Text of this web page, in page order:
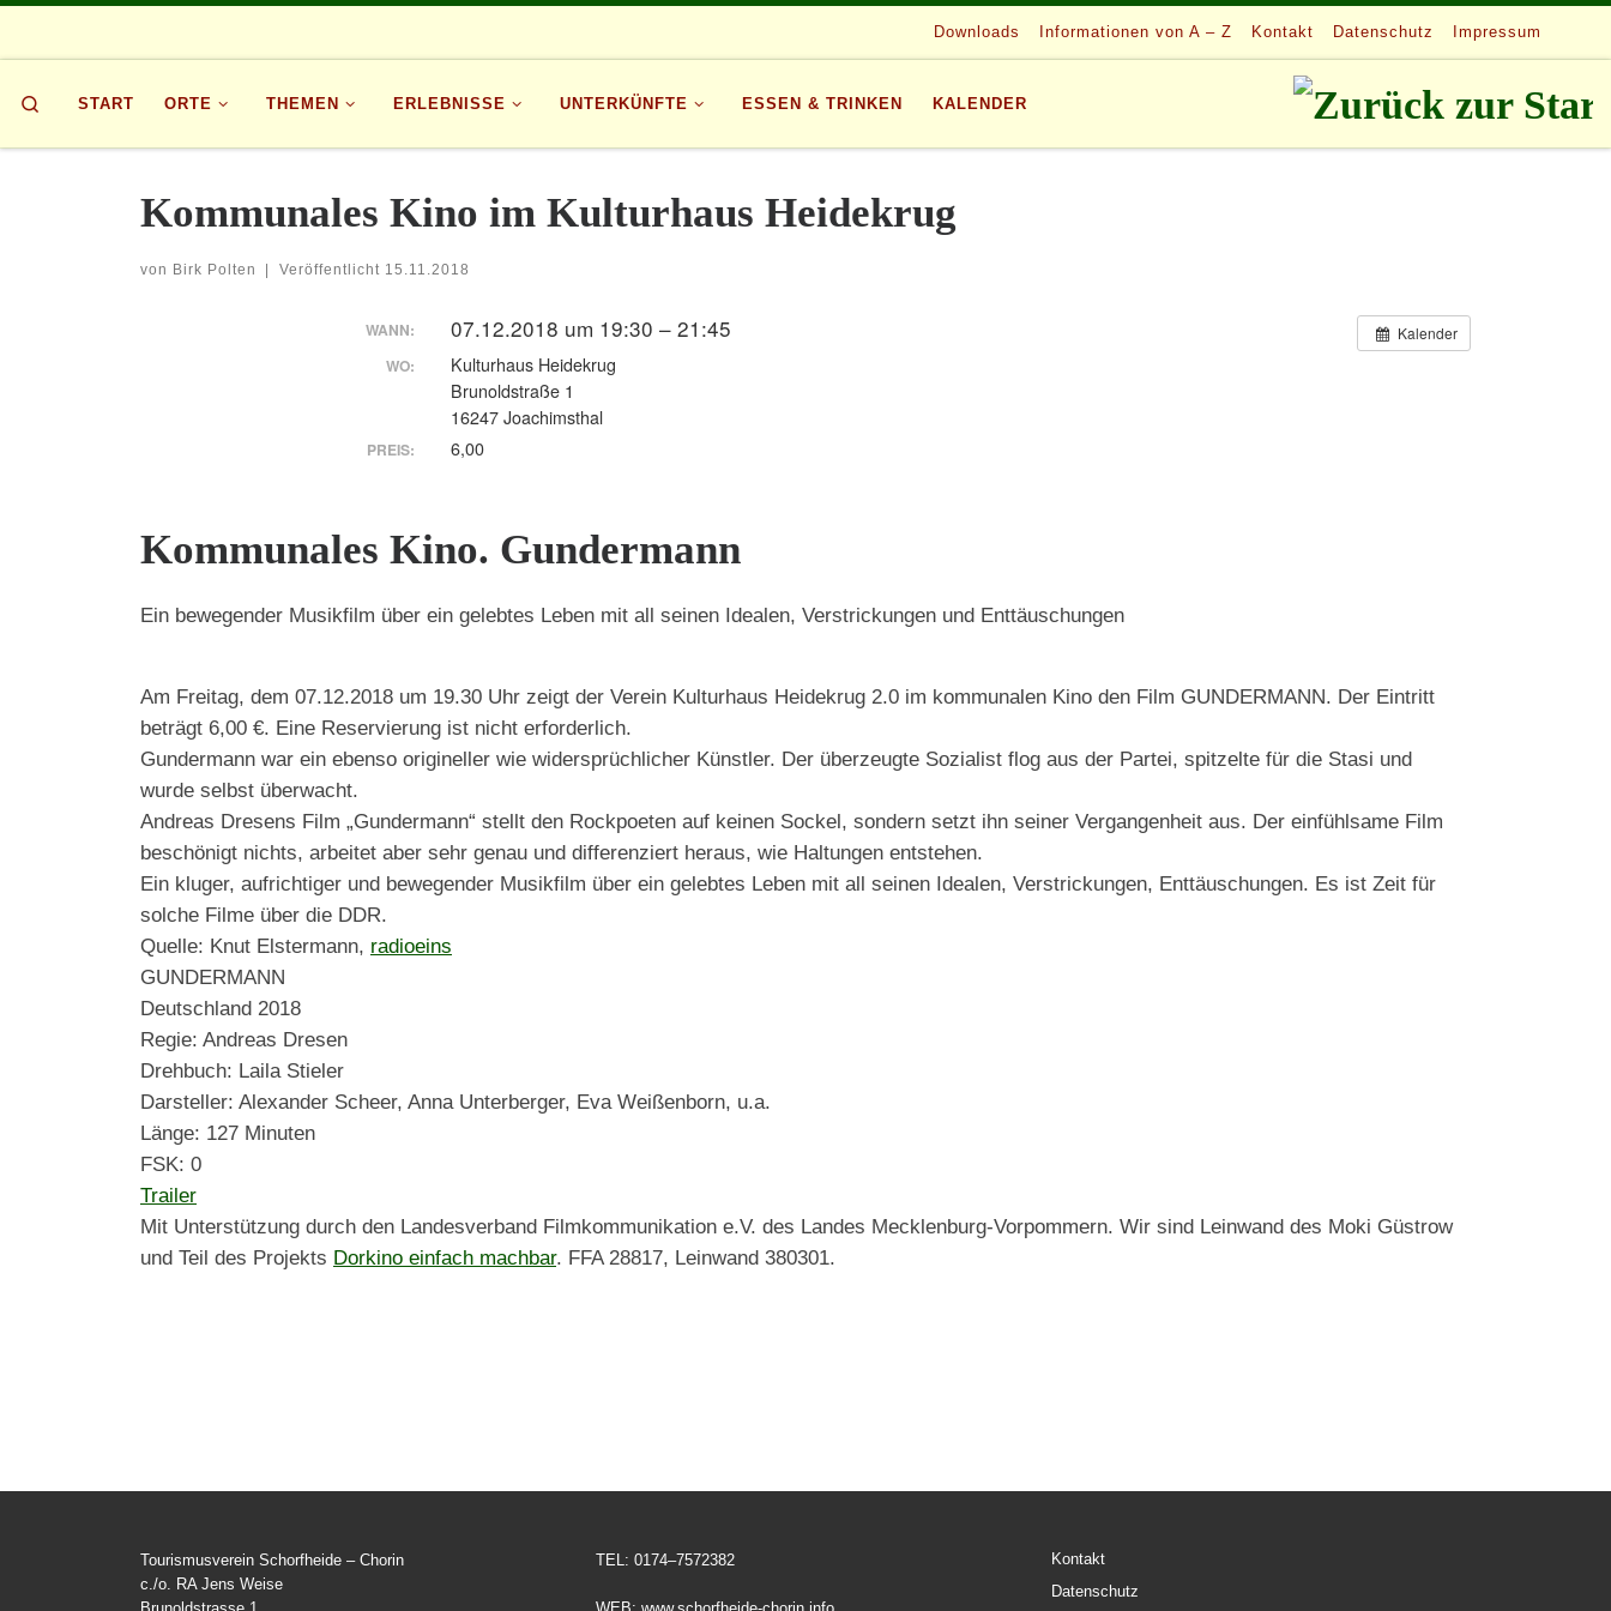
Downloads Informationen von A – Z Kontakt Datenschutz Impressum
START ORTE THEMEN ERLEBNISSE UNTERKÜNFTE ESSEN & TRINKEN KALENDER
Search
Kommunales Kino im Kulturhaus Heidekrug
von Birk Polten Veröffentlicht 15.11.2018
Kalender
WANN: 07.12.2018 um 19:30 – 21:45
WO:
Kulturhaus Heidekrug
Brunoldstraße 1
16247 Joachimsthal
PREIS: 6,00
Kommunales Kino. Gundermann
Ein bewegender Musikfilm über ein gelebtes Leben mit all seinen Idealen, Verstrickungen und Enttäuschungen
Am Freitag, dem 07.12.2018 um 19.30 Uhr zeigt der Verein Kulturhaus Heidekrug 2.0 im kommunalen Kino den Film GUNDERMANN. Der Eintritt
beträgt 6,00 €. Eine Reservierung ist nicht erforderlich.
Gundermann war ein ebenso origineller wie widersprüchlicher Künstler. Der überzeugte Sozialist flog aus der Partei, spitzelte für die Stasi und
wurde selbst überwacht.
Andreas Dresens Film „Gundermann“ stellt den Rockpoeten auf keinen Sockel, sondern setzt ihn seiner Vergangenheit aus. Der einfühlsame Film
beschönigt nichts, arbeitet aber sehr genau und differenziert heraus, wie Haltungen entstehen.
Ein kluger, aufrichtiger und bewegender Musikfilm über ein gelebtes Leben mit all seinen Idealen, Verstrickungen, Enttäuschungen. Es ist Zeit für
solche Filme über die DDR.
Quelle: Knut Elstermann, radioeins
GUNDERMANN
Deutschland 2018
Regie: Andreas Dresen
Drehbuch: Laila Stieler
Darsteller: Alexander Scheer, Anna Unterberger, Eva Weißenborn, u.a.
Länge: 127 Minuten
FSK: 0
Trailer
Mit Unterstützung durch den Landesverband Filmkommunikation e.V. des Landes Mecklenburg-Vorpommern. Wir sind Leinwand des Moki Güstrow
und Teil des Projekts Dorkino einfach machbar. FFA 28817, Leinwand 380301.
Tourismusverein Schorfheide – Chorin
c./o. RA Jens Weise
TEL: 0174–7572382
Kontakt
Datenschutz